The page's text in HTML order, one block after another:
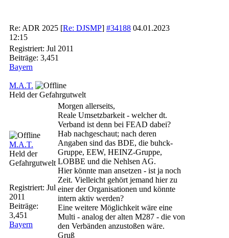
Re: ADR 2025 [Re: DJSMP] #34188 04.01.2023
12:15
Registriert: Jul 2011
Beiträge: 3,451
Bayern
M.A.T.
Held der Gefahrgutwelt
M.A.T.
Held der
Gefahrgutwelt
Registriert: Jul
2011
Beiträge:
3,451
Bayern
Morgen allerseits,
Reale Umsetzbarkeit - welcher dt.
Verband ist denn bei FEAD dabei?
Hab nachgeschaut; nach deren
Angaben sind das BDE, die buhck-
Gruppe, EEW, HEINZ-Gruppe,
LOBBE und die Nehlsen AG.
Hier könnte man ansetzen - ist ja noch
Zeit. Vielleicht gehört jemand hier zu
einer der Organisationen und könnte
intern aktiv werden?
Eine weitere Möglichkeit wäre eine
Multi - analog der alten M287 - die von
den Verbänden anzustoßen wäre.
Gruß